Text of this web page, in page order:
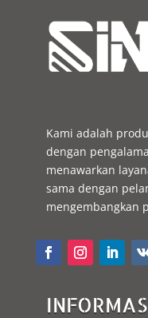
Kami adalah
dengan
menawarkan
sama dengan
mengembangkan